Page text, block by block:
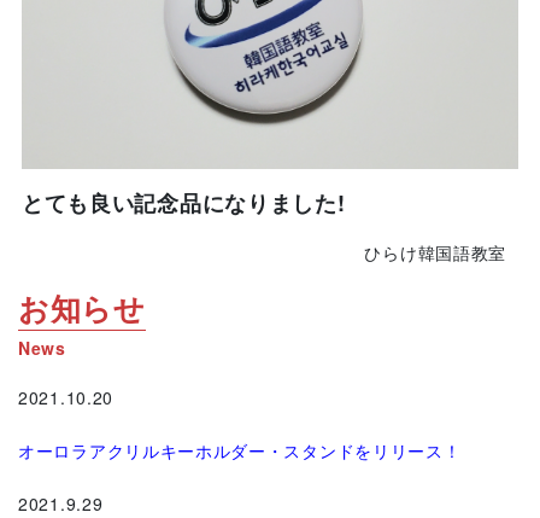
とても良い記念品になりました!
ひらけ韓国語教室
お知らせ
News
2021.10.20
オーロラアクリルキーホルダー・スタンドをリリース！
2021.9.29